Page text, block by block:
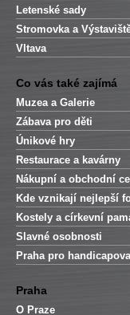
Letenské sady
Stromovka a
Vltava
Co vás také zajímá
Muzea a Galerie
Zábava pro děti
Únikové hry
Restaurace a kavárny
Nákupní a obchodní
Kde vznikají nejlepší
Kostely a církevní
Slavné osobnosti
Praha pro
Praha
O Praze